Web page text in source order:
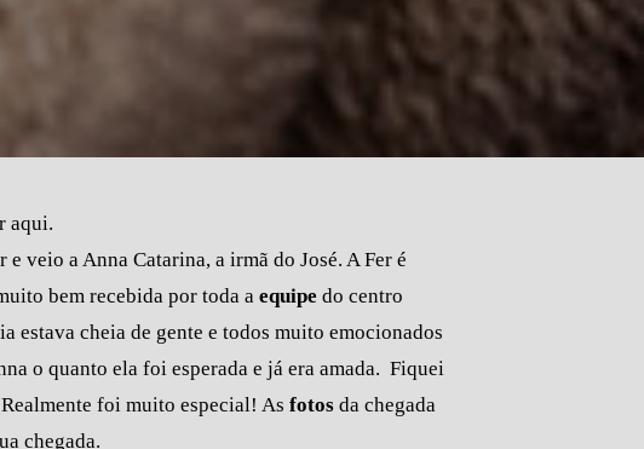
aqui.
veio a Anna Catarina, a irmã do José. A Fer é
bem recebida por toda a equipe do centro
estava cheia de gente e todos muito emocionados
o quanto ela foi esperada e já era amada. Fiquei
foi muito especial! As fotos da chegada
chegada.